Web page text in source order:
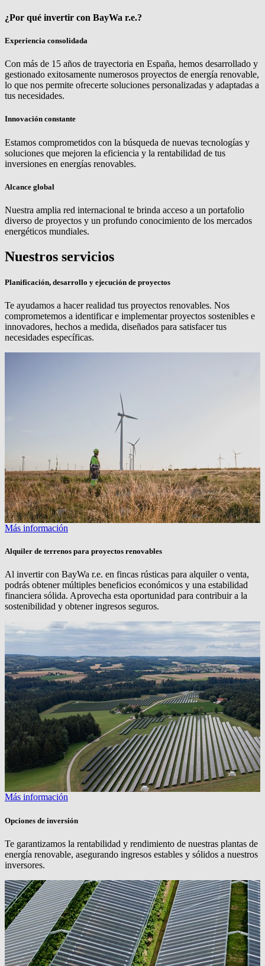
¿Por qué invertir con BayWa r.e.?
Experiencia consolidada
Con más de 15 años de trayectoria en España, hemos desarrollado y
gestionado exitosamente numerosos proyectos de energía renovable,
lo que nos permite ofrecerte soluciones personalizadas y adaptadas a
tus necesidades.
Innovación constante
Estamos comprometidos con la búsqueda de nuevas tecnologías y
soluciones que mejoren la eficiencia y la rentabilidad de tus
inversiones en energías renovables.
Alcance global
Nuestra amplia red internacional te brinda acceso a un portafolio
diverso de proyectos y un profundo conocimiento de los mercados
energéticos mundiales.
Nuestros servicios
Planificación, desarrollo y ejecución de proyectos
Te ayudamos a hacer realidad tus proyectos renovables. Nos
comprometemos a identificar e implementar proyectos sostenibles e
innovadores, hechos a medida, diseñados para satisfacer tus
necesidades específicas.
Más información
Alquiler de terrenos para proyectos renovables
Al invertir con BayWa r.e. en fincas rústicas para alquiler o venta,
podrás obtener múltiples beneficios económicos y una estabilidad
financiera sólida. Aprovecha esta oportunidad para contribuir a la
sostenibilidad y obtener ingresos seguros.
Más información
Opciones de inversión
Te garantizamos la rentabilidad y rendimiento de nuestras plantas de
energía renovable, asegurando ingresos estables y sólidos a nuestros
inversores.